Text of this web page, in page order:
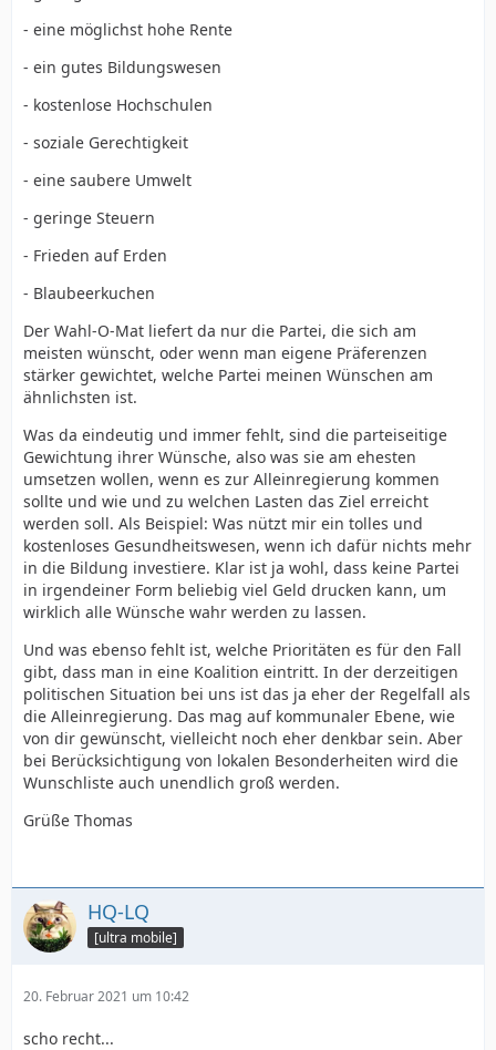
- eine möglichst hohe Rente
- ein gutes Bildungswesen
- kostenlose Hochschulen
- soziale Gerechtigkeit
- eine saubere Umwelt
- geringe Steuern
- Frieden auf Erden
- Blaubeerkuchen
Der Wahl-O-Mat liefert da nur die Partei, die sich am
meisten wünscht, oder wenn man eigene Präferenzen
stärker gewichtet, welche Partei meinen Wünschen am
ähnlichsten ist.
Was da eindeutig und immer fehlt, sind die parteiseitige
Gewichtung ihrer Wünsche, also was sie am ehesten
umsetzen wollen, wenn es zur Alleinregierung kommen
sollte und wie und zu welchen Lasten das Ziel erreicht
werden soll. Als Beispiel: Was nützt mir ein tolles und
kostenloses Gesundheitswesen, wenn ich dafür nichts mehr
in die Bildung investiere. Klar ist ja wohl, dass keine Partei
in irgendeiner Form beliebig viel Geld drucken kann, um
wirklich alle Wünsche wahr werden zu lassen.
Und was ebenso fehlt ist, welche Prioritäten es für den Fall
gibt, dass man in eine Koalition eintritt. In der derzeitigen
politischen Situation bei uns ist das ja eher der Regelfall als
die Alleinregierung. Das mag auf kommunaler Ebene, wie
von dir gewünscht, vielleicht noch eher denkbar sein. Aber
bei Berücksichtigung von lokalen Besonderheiten wird die
Wunschliste auch unendlich groß werden.
Grüße Thomas
HQ-LQ
[ultra mobile]
20. Februar 2021 um 10:42
scho recht...